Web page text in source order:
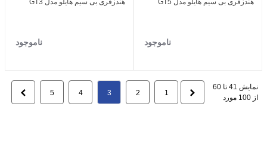
هندزفری بی‌ سیم هایلو مدل GT5
ناموجود
هندزفری بی‌ سیم هایلو مدل GT3
ناموجود
نمایش 41 تا 60
از 100 مورد
1
2
3
4
5